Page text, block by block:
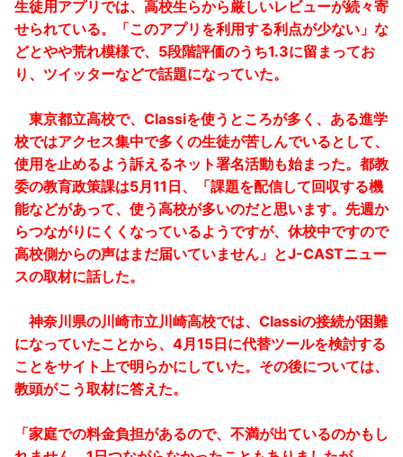
生徒用アプリでは、高校生らから厳しいレビューが続々寄
せられている。「このアプリを利用する利点が少ない」な
どとやや荒れ模様で、5段階評価のうち1.3に留まってお
り、ツイッターなどで話題になっていた。
東京都立高校で、Classiを使うところが多く、ある進学
校ではアクセス集中で多くの生徒が苦しんでいるとして、
使用を止めるよう訴えるネット署名活動も始まった。都教
委の教育政策課は5月11日、「課題を配信して回収する機
能などがあって、使う高校が多いのだと思います。先週か
らつながりにくくなっているようですが、休校中ですので
高校側からの声はまだ届いていません」とJ-CASTニュー
スの取材に話した。
神奈川県の川崎市立川崎高校では、Classiの接続が困難
になっていたことから、4月15日に代替ツールを検討する
ことをサイト上で明らかにしていた。その後については、
教頭がこう取材に答えた。
「家庭での料金負担があるので、不満が出ているのかもし